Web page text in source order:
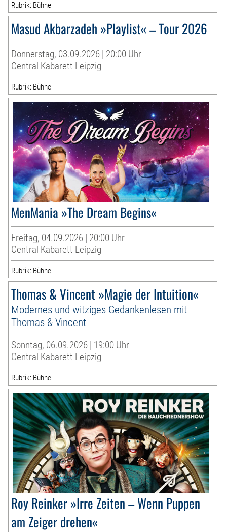
Rubrik: Bühne
Masud Akbarzadeh »Playlist« – Tour 2026
Donnerstag, 03.09.2026 | 20:00 Uhr
Central Kabarett Leipzig
Rubrik: Bühne
MenMania »The Dream Begins«
Freitag, 04.09.2026 | 20:00 Uhr
Central Kabarett Leipzig
Rubrik: Bühne
Thomas & Vincent »Magie der Intuition«
Modernes und witziges Gedankenlesen mit
Thomas & Vincent
Sonntag, 06.09.2026 | 19:00 Uhr
Central Kabarett Leipzig
Rubrik: Bühne
Roy Reinker »Irre Zeiten – Wenn Puppen
am Zeiger drehen«